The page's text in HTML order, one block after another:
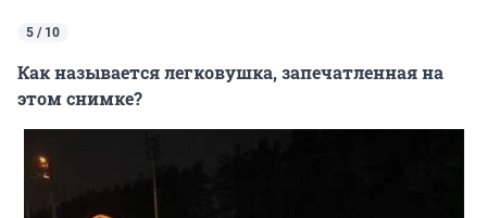
5 / 10
Как называется легковушка, запечатленная на
этом снимке?